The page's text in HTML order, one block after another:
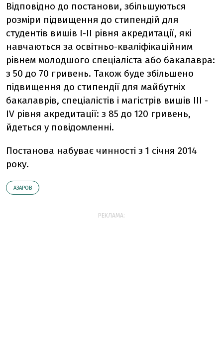
Відповідно до постанови, збільшуються
розміри підвищення до стипендій для
студентів вишів І-ІІ рівня акредитації, які
навчаються за освітньо-кваліфікаційним
рівнем молодшого спеціаліста або бакалавра:
з 50 до 70 гривень. Також буде збільшено
підвищення до стипендії для майбутніх
бакалаврів, спеціалістів і магістрів вишів ІІІ -
ІV рівня акредитації: з 85 до 120 гривень,
йдеться у повідомленні.
Постанова набуває чинності з 1 січня 2014
року.
АЗАРОВ
РЕКЛАМА: